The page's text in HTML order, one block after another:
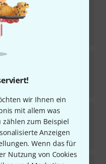
wir Ihnen ein
mit allem was
zum Beispiel
Anzeigen
Wenn das für
Nutzung von Cookies
2 8 Ohm
Recone-Kit 8 Ohm
Recone-Kit